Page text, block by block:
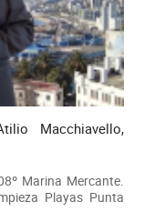
Macchiavello,
Marina Mercante.
Playas Punta